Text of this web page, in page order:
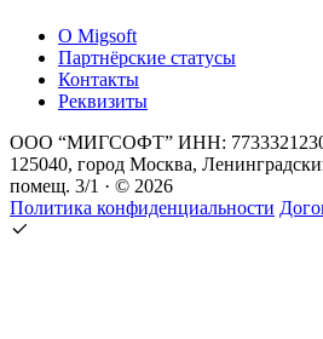
О Migsoft
Партнёрские статусы
Контакты
Реквизиты
ООО “МИГСОФТ” ИНН: 7733321230
125040, город Москва,
помещ. 3/1 · © 2026
Политика конфиденциальности